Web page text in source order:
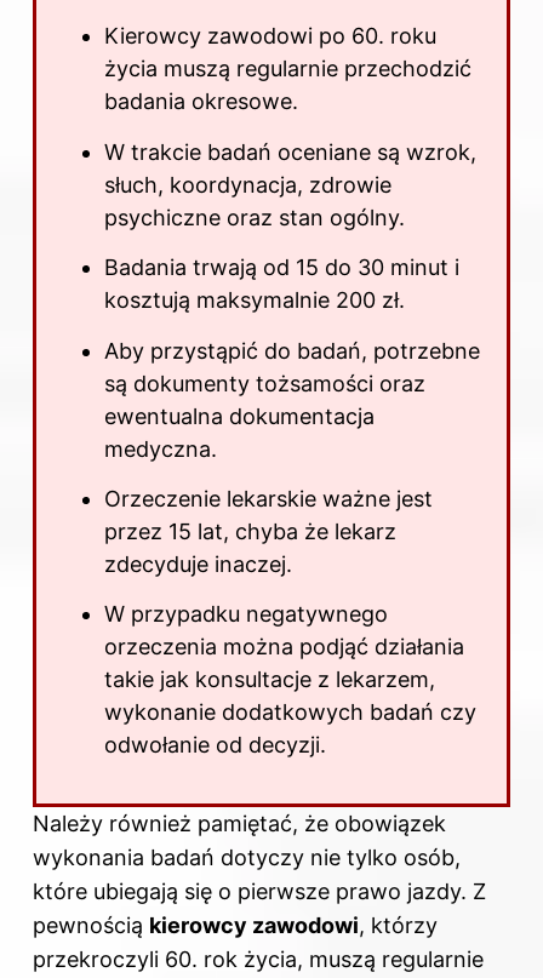
Kierowcy zawodowi po 60. roku
życia muszą regularnie przechodzić
badania okresowe.
W trakcie badań oceniane są wzrok,
słuch, koordynacja, zdrowie
psychiczne oraz stan ogólny.
Badania trwają od 15 do 30 minut i
kosztują maksymalnie 200 zł.
Aby przystąpić do badań, potrzebne
są dokumenty tożsamości oraz
ewentualna dokumentacja
medyczna.
Orzeczenie lekarskie ważne jest
przez 15 lat, chyba że lekarz
zdecyduje inaczej.
W przypadku negatywnego
orzeczenia można podjąć działania
takie jak konsultacje z lekarzem,
wykonanie dodatkowych badań czy
odwołanie od decyzji.
Należy również pamiętać, że obowiązek
wykonania badań dotyczy nie tylko osób,
które ubiegają się o pierwsze prawo jazdy. Z
pewnością kierowcy zawodowi, którzy
przekroczyli 60. rok życia, muszą regularnie